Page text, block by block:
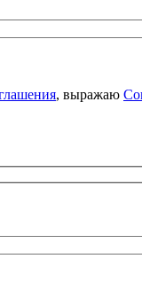
, выражаю